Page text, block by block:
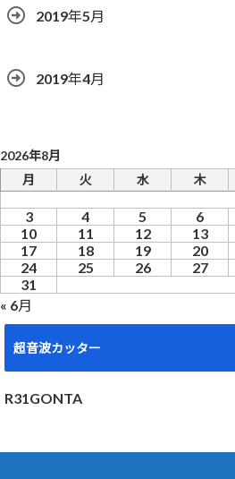
2019年5月
2019年4月
2026年8月
月
火 水 木
3
4 5 6
10
11 12 13
17
18 19 20
24
25 26 27
31
« 6月
超音波カッター
R31GONTA